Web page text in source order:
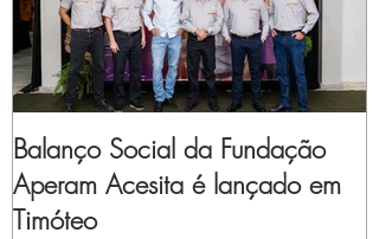
Balanço Social da Fundação
Aperam Acesita é lançado em
Timóteo